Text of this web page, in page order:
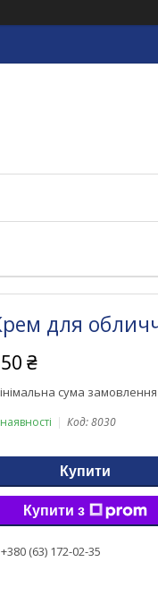
для
₴
сума
Код:8030
Купити
Купити з
+380 (63) 172-02-35